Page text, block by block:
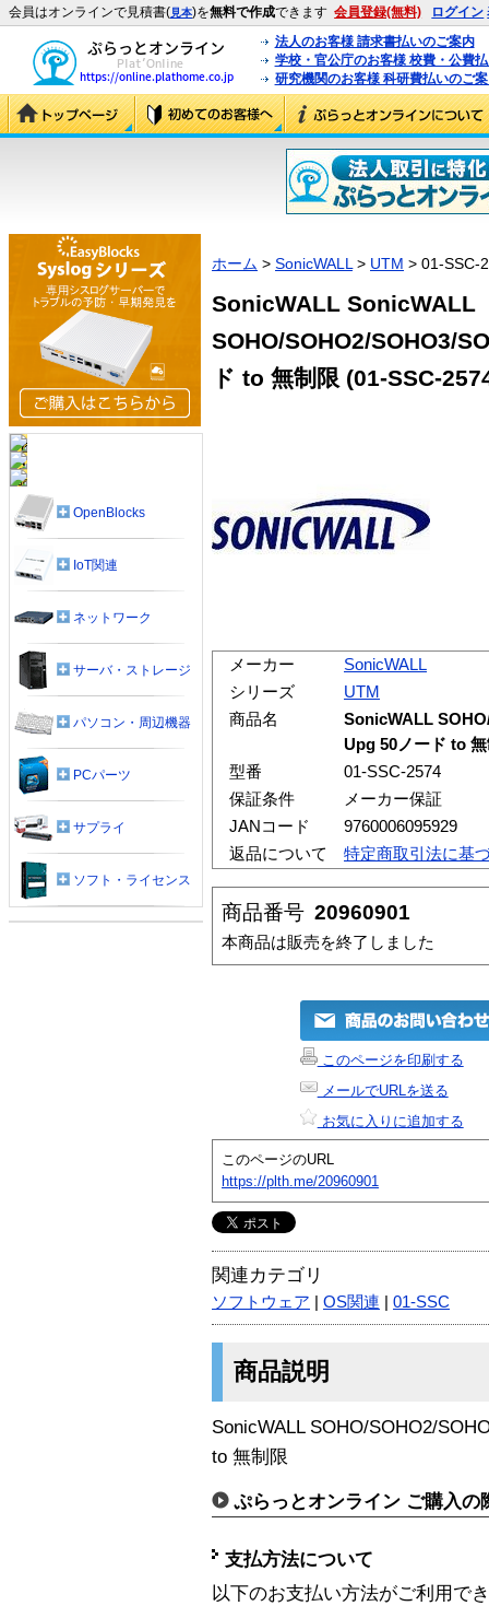
会員はオンラインで見積書(見本)を無料で作成できます 会員登録(無料) ログイン
法人のお客様 請求書払いのご案内
学校・官公庁のお客様 校費・公費
研究機関のお客様 科研費払いのご
ホーム > SonicWALL > UTM > 01-SSC-
SonicWALL SonicWALL
SOHO/SOHO2/SOHO3/
ド to 無制限 (01-SSC-
メーカー
SonicWALL
シリーズ
UTM
商品名
SonicWALL
Upg 50ノード to
型番
01-SSC-2574
保証条件
メーカー保証
JANコード
9760006095929
返品について
特定商取引法に基
商品番号 20960901
本商品は販売を終了しました
このページを印刷する
メールでURLを送る
お気に入りに追加する
このページのURL
https://plth.me/20960901
関連カテゴリ
ソフトウェア OS関連 01-SSC
商品説明
SonicWALL SOHO/SOHO2/
to 無制限
ぷらっとオンライン ご購入の
支払方法について
以下のお支払い方法がご利用で
OpenBlocks
IoT関連
ネットワーク
サーバ・ストレージ
パソコン・周辺機器
PCパーツ
サプライ
ソフト・ライセンス